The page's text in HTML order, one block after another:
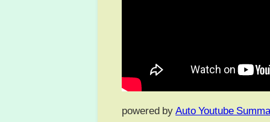
powered by Auto Youtube